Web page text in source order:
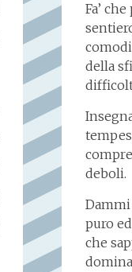
Fa’
della
deboli.
puro
che